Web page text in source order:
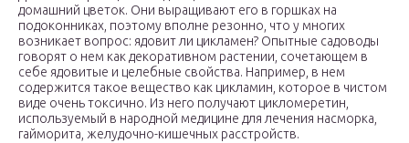
домашний цветок. Они выращивают его в горшках на
подоконниках, поэтому вполне резонно, что у многих
возникает вопрос: ядовит ли цикламен? Опытные садоводы
говорят о нем как декоративном растении, сочетающем в
себе ядовитые и целебные свойства. Например, в нем
содержится такое вещество как цикламин, которое в чистом
виде очень токсично. Из него получают цикломеретин,
используемый в народной медицине для лечения насморка,
гайморита, желудочно-кишечных расстройств.